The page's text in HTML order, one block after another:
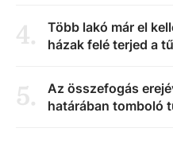
4.
Több lakó már el
házak felé terjed a
5.
Az összefogás
határában tomboló